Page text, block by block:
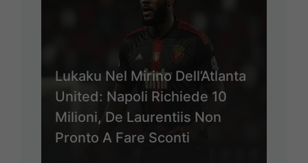
Lukaku Nel Mirino Dell’Atlanta
United: Napoli Richiede 10
Milioni, De Laurentiis Non
Pronto A Fare Sconti